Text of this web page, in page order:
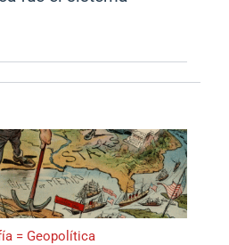
= Geopolítica